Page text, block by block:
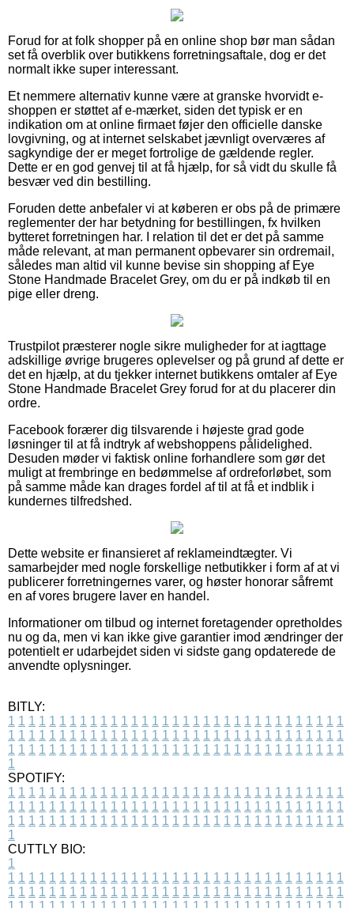
Forud for at folk shopper på en online shop bør man sådan
set få overblik over butikkens forretningsaftale, dog er det
normalt ikke super interessant.
Et nemmere alternativ kunne være at granske hvorvidt e-
shoppen er støttet af e-mærket, siden det typisk er en
indikation om at online firmaet føjer den officielle danske
lovgivning, og at internet selskabet jævnligt overværes af
sagkyndige der er meget fortrolige de gældende regler.
Dette er en god genvej til at få hjælp, for så vidt du skulle få
besvær ved din bestilling.
Foruden dette anbefaler vi at køberen er obs på de primære
reglementer der har betydning for bestillingen, fx hvilken
bytteret forretningen har. I relation til det er det på samme
måde relevant, at man permanent opbevarer sin ordremail,
således man altid vil kunne bevise sin shopping af Eye
Stone Handmade Bracelet Grey, om du er på indkøb til en
pige eller dreng.
Trustpilot præsterer nogle sikre muligheder for at iagttage
adskillige øvrige brugeres oplevelser og på grund af dette er
det en hjælp, at du tjekker internet butikkens omtaler af Eye
Stone Handmade Bracelet Grey forud for at du placerer din
ordre.
Facebook forærer dig tilsvarende i højeste grad gode
løsninger til at få indtryk af webshoppens pålidelighed.
Desuden møder vi faktisk online forhandlere som gør det
muligt at frembringe en bedømmelse af ordreforløbet, som
på samme måde kan drages fordel af til at få et indblik i
kundernes tilfredshed.
Dette website er finansieret af reklameindtægter. Vi
samarbejder med nogle forskellige netbutikker i form af at vi
publicerer forretningernes varer, og høster honorar såfremt
en af vores brugere laver en handel.
Informationer om tilbud og internet foretagender opretholdes
nu og da, men vi kan ikke give garantier imod ændringer der
potentielt er udarbejdet siden vi sidste gang opdaterede de
anvendte oplysninger.
BITLY:
1 1 1 1 1 1 1 1 1 1 1 1 1 1 1 1 1 1 1 1 1 1 1 1 1 1 1 1 1 1 1 1 1
1 1 1 1 1 1 1 1 1 1 1 1 1 1 1 1 1 1 1 1 1 1 1 1 1 1 1 1 1 1 1 1 1
1 1 1 1 1 1 1 1 1 1 1 1 1 1 1 1 1 1 1 1 1 1 1 1 1 1 1 1 1 1 1 1 1
1
SPOTIFY:
1 1 1 1 1 1 1 1 1 1 1 1 1 1 1 1 1 1 1 1 1 1 1 1 1 1 1 1 1 1 1 1 1
1 1 1 1 1 1 1 1 1 1 1 1 1 1 1 1 1 1 1 1 1 1 1 1 1 1 1 1 1 1 1 1 1
1 1 1 1 1 1 1 1 1 1 1 1 1 1 1 1 1 1 1 1 1 1 1 1 1 1 1 1 1 1 1 1 1
1
CUTTLY BIO:
1
1 1 1 1 1 1 1 1 1 1 1 1 1 1 1 1 1 1 1 1 1 1 1 1 1 1 1 1 1 1 1 1 1
1 1 1 1 1 1 1 1 1 1 1 1 1 1 1 1 1 1 1 1 1 1 1 1 1 1 1 1 1 1 1 1 1